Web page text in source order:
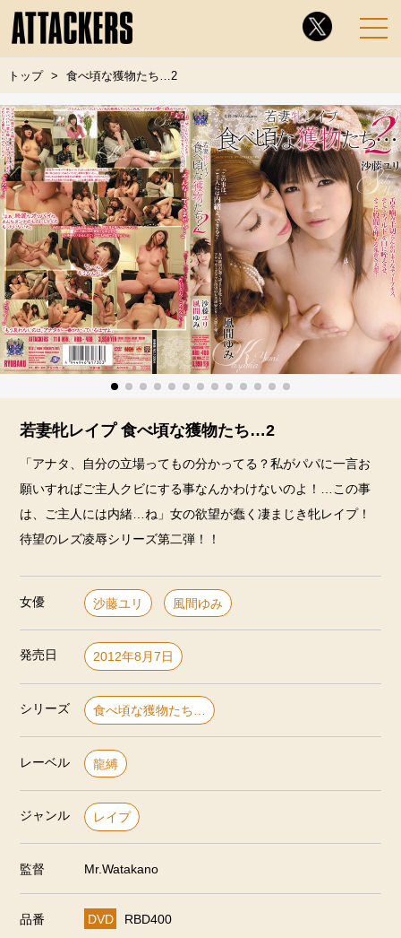
トップ 食べ頃な獲物たち…2
若妻牝レイプ 食べ頃な獲物たち…2
「アナタ、自分の立場ってもの分かってる？私がパパに一言お
願いすればご主人クビにする事なんかわけないのよ！…この事
は、ご主人には内緒…ね」女の欲望が蠢く凄まじき牝レイプ！
待望のレズ凌辱シリーズ第二弾！！
女優 沙藤ユリ 風間ゆみ
発売日 2012年8月7日
シリーズ 食べ頃な獲物たち…
レーベル 龍縛
ジャンル レイプ
監督 Mr.Watakano
品番 DVD RBD400